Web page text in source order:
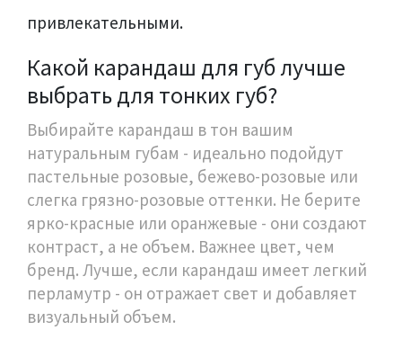
привлекательными.
Какой карандаш для губ лучше
выбрать для тонких губ?
Выбирайте карандаш в тон вашим
натуральным губам - идеально подойдут
пастельные розовые, бежево-розовые или
слегка грязно-розовые оттенки. Не берите
ярко-красные или оранжевые - они создают
контраст, а не объем. Важнее цвет, чем
бренд. Лучше, если карандаш имеет легкий
перламутр - он отражает свет и добавляет
визуальный объем.